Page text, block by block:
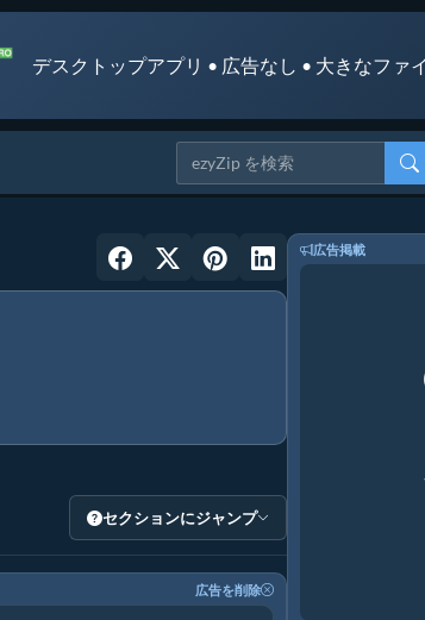
デスクトップアプリ • 広告なし • 大きなファ
セクションにジャンプ
広告を削除
広告掲載